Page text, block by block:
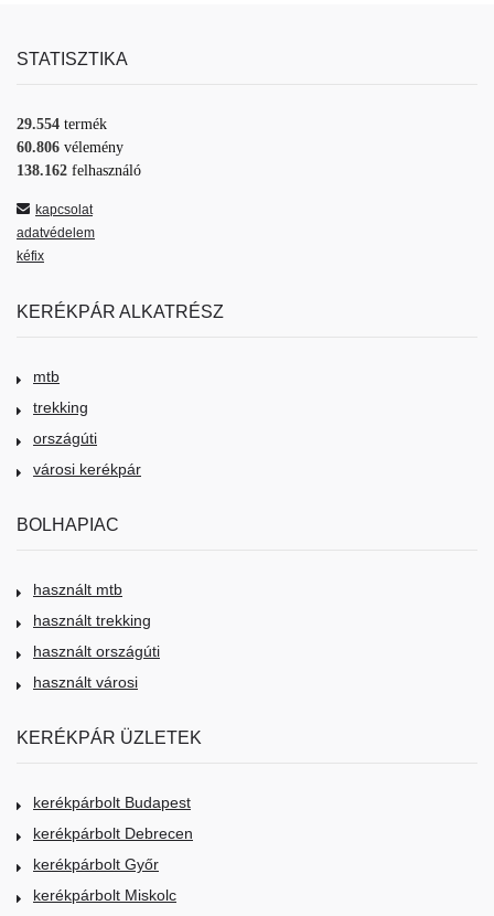
STATISZTIKA
29.554 termék
60.806 vélemény
138.162 felhasználó
kapcsolat
adatvédelem
kéfix
KERÉKPÁR ALKATRÉSZ
mtb
trekking
országúti
városi kerékpár
BOLHAPIAC
használt mtb
használt trekking
használt országúti
használt városi
KERÉKPÁR ÜZLETEK
kerékpárbolt Budapest
kerékpárbolt Debrecen
kerékpárbolt Győr
kerékpárbolt Miskolc